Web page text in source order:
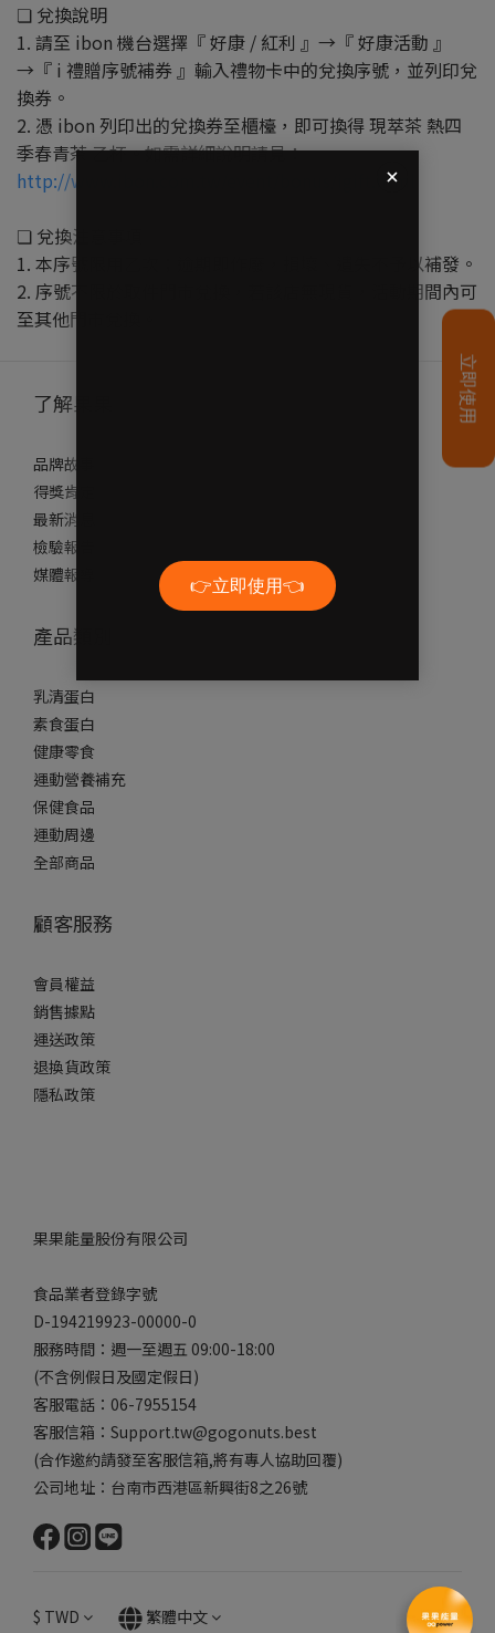
❏ 兌換說明
1. 請至 ibon 機台選擇『 好康 / 紅利 』→『 好康活動 』
→『 i 禮贈序號補券 』輸入禮物卡中的兌換序號，並列印兌
換券。
2. 憑 ibon 列印出的兌換券至櫃檯，即可換得 現萃茶 熱四
季春青茶 乙杯。如需詳細說明請見：
http://www.ibon.com.tw/event/bonus/igift.html
❏ 兌換注意事項
1. 本序號限用乙次；逾期即作廢，損壞、遺失不予以補發。
2. 序號不限於取件門市兌換，若該店無現貨，活動期間內可
至其他門市兌換。
了解果果
品牌故事
得獎肯定
最新消息
檢驗報告
媒體報導
產品類別
乳清蛋白
素食蛋白
健康零食
運動營養補充
保健食品
運動周邊
全部商品
顧客服務
會員權益
銷售據點
運送政策
退換貨政策
隱私政策
果果能量股份有限公司
食品業者登錄字號
D-194219923-00000-0
服務時間：週一至週五 09:00-18:00
(不含例假日及國定假日)
客服電話：06-7955154
客服信箱：Support.tw@gogonuts.best
(合作邀約請發至客服信箱,將有專人協助回覆)
公司地址：台南市西港區新興街8之26號
$ TWD 繁體中文